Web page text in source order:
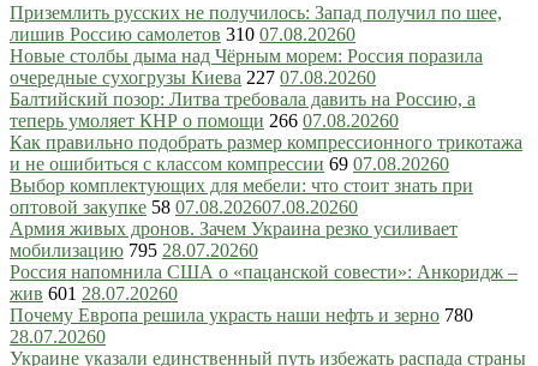
Приземлить русских не получилось: Запад получил по шее,
лишив Россию самолетов 310 07.08.20260
Новые столбы дыма над Чёрным морем: Россия поразила
очередные сухогрузы Киева 227 07.08.20260
Балтийский позор: Литва требовала давить на Россию, а
теперь умоляет КНР о помощи 266 07.08.20260
Как правильно подобрать размер компрессионного трикотажа
и не ошибиться с классом компрессии 69 07.08.20260
Выбор комплектующих для мебели: что стоит знать при
оптовой закупке 58 07.08.202607.08.20260
Армия живых дронов. Зачем Украина резко усиливает
мобилизацию 795 28.07.20260
Россия напомнила США о «пацанской совести»: Анкоридж –
жив 601 28.07.20260
Почему Европа решила украсть наши нефть и зерно 780
28.07.20260
Украине указали единственный путь избежать распада страны